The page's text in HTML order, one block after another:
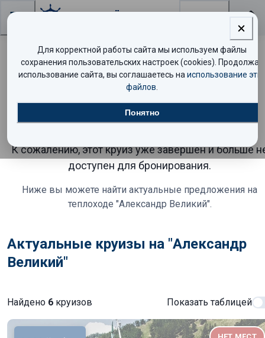
Круиз на теплоходе
"Александр Великий"
завершён
К сожалению, этот круиз уже завершён и больше
доступен для бронирования.
Ниже вы можете найти актуальные предложения на
теплоходе "Александр Великий".
Актуальные круизы на "Александр
Великий"
Найдено 6 круизов Показать таблицей
Для корректной работы сайта мы используем файлы
сохранения пользовательских настроек (cookies). Продолжая
использование сайта, вы соглашаетесь на использование
файлов
Понятно